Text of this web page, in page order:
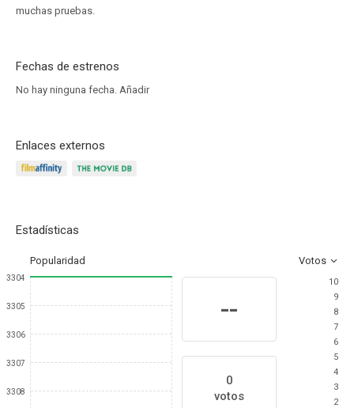
muchas pruebas.
Fechas de estrenos
No hay ninguna fecha. Añadir
Enlaces externos
Estadísticas
Popularidad Votos
3304
3305
3306
3307
3308
--
0
votos
10
9
8
7
6
5
4
3
2